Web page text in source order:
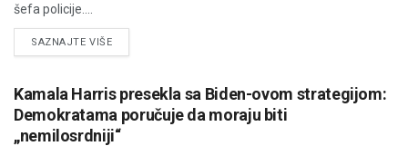
šefa policije....
SAZNAJTE VIŠEDETAILS
Kamala Harris presekla sa Biden-ovom strategijom:
Demokratama poručuje da moraju biti
„nemilosrdniji“